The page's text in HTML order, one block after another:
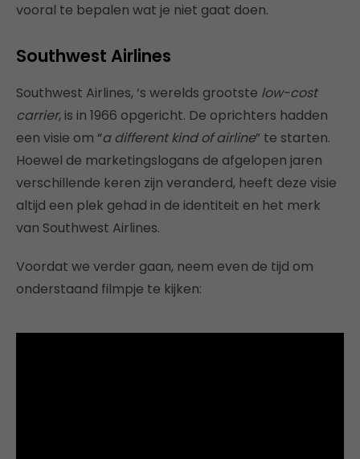
vooral te bepalen wat je niet gaat doen.
Southwest Airlines
Southwest Airlines, ‘s werelds grootste low-cost
carrier, is in 1966 opgericht. De oprichters hadden
een visie om “a different kind of airline” te starten.
Hoewel de marketingslogans de afgelopen jaren
verschillende keren zijn veranderd, heeft deze visie
altijd een plek gehad in de identiteit en het merk
van Southwest Airlines.
Voordat we verder gaan, neem even de tijd om
onderstaand filmpje te kijken: